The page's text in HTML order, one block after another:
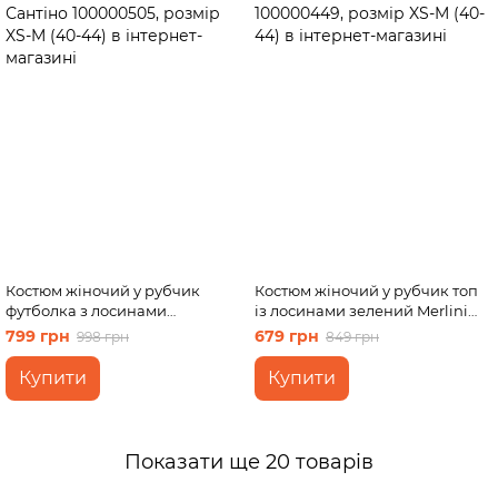
Костюм жіночий у рубчик
футболка з лосинами
бірюзовий Merlini Сантіно
100000505, розмір XS-M (40-
44)
799 грн 998 грн
Купити
Костюм жіночий у рубчик топ
із лосинами зелений Merlini
Сотто 100000449, розмір XS-M
(40-44)
679 грн 849 грн
Купити
Показати ще 20 товарів